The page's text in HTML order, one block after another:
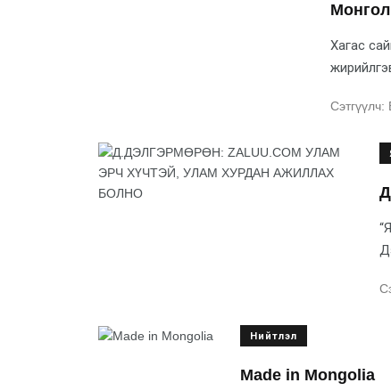
Хагас
Сэтгүүлч:
Нийтлэл
Made in Mongolia